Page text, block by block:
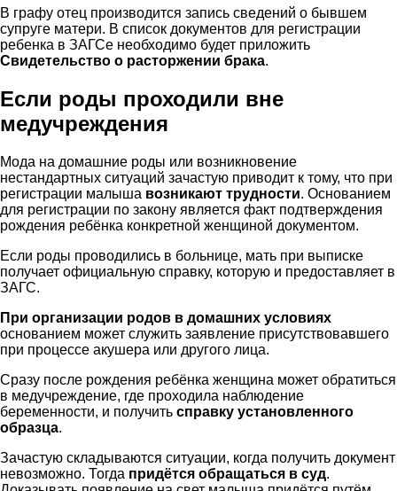
В графу отец производится запись сведений о бывшем
супруге матери. В список документов для регистрации
ребенка в ЗАГСе необходимо будет приложить
Свидетельство о расторжении брака.
Если роды проходили вне
медучреждения
Мода на домашние роды или возникновение
нестандартных ситуаций зачастую приводит к тому, что при
регистрации малыша возникают трудности. Основанием
для регистрации по закону является факт подтверждения
рождения ребёнка конкретной женщиной документом.
Если роды проводились в больнице, мать при выписке
получает официальную справку, которую и предоставляет в
ЗАГС.
При организации родов в домашних условиях
основанием может служить заявление присутствовавшего
при процессе акушера или другого лица.
Сразу после рождения ребёнка женщина может обратиться
в медучреждение, где проходила наблюдение
беременности, и получить справку установленного
образца.
Зачастую складываются ситуации, когда получить документ
невозможно. Тогда придётся обращаться в суд.